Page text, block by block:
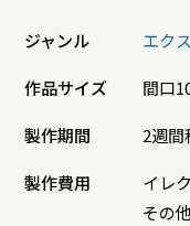
ジャンル エク
作品サイズ 間口
製作期間 2週間
製作費用
イレ
その